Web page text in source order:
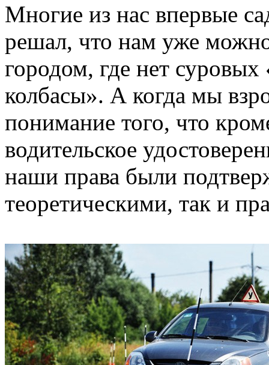
Многие из нас впервые
решал, что нам уже
городом, где нет
колбасы». А когда мы
понимание того, что
водительское
наши права были
теоретическими, так и